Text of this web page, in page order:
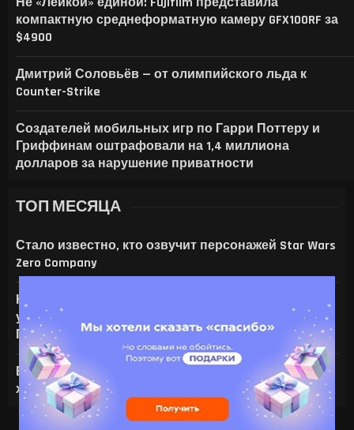
компактную среднеформатную камеру GFX100RF за
$4900
Дмитрий Соловьёв — от олимпийского льда к
Counter-Strike
Создателей мобильных игр по Гарри Поттеру и
Гриффинам оштрафовали на 1,4 миллиона
долларов за нарушение приватности
ТОП МЕСЯЦА
Стало известно, кто озвучит персонажей Star Wars
Zero Company
На что только не идут ради ИИ — энтузиаст
установил серверную NVIDIA Tesla V100 в игровой
ПК с RTX 4080
Все амулеты и кольца в Gothic 1 Remake:
характеристики и способы получения